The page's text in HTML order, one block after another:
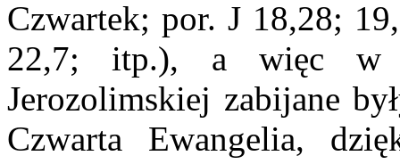
Czwartek; por. J 18,28;
22,7; itp.), a więc w
Jerozolimskiej zabijane
Czwarta Ewangelia,